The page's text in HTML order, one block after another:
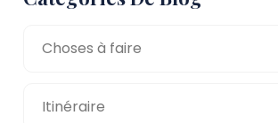
Choses à faire
Itinéraire